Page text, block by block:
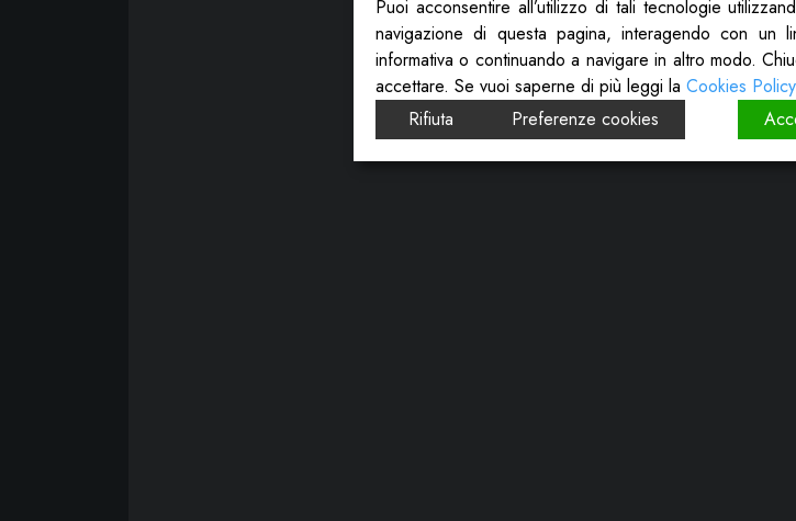
Puoi acconsentire all’utilizzo di tali tecnologie
navigazione di questa pagina, interagendo con
informativa o continuando a navigare in altro modo.
accettare. Se vuoi saperne di più leggi la Cookies Policy
Rifiuta
Preferenze cookies